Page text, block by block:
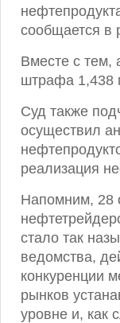
сообщается в
Вместе с тем,
штрафа 1,438
Суд также
осуществил
реализация
Напомним, 28
стало так
ведомства,
конкуренции
рынков
уровне и, как